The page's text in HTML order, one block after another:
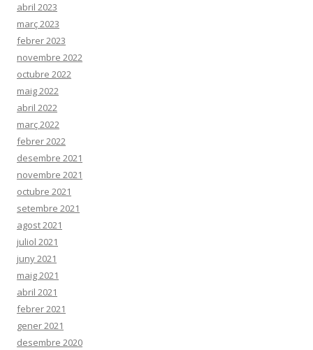
abril 2023
març 2023
febrer 2023
novembre 2022
octubre 2022
maig 2022
abril 2022
març 2022
febrer 2022
desembre 2021
novembre 2021
octubre 2021
setembre 2021
agost 2021
juliol 2021
juny 2021
maig 2021
abril 2021
febrer 2021
gener 2021
desembre 2020